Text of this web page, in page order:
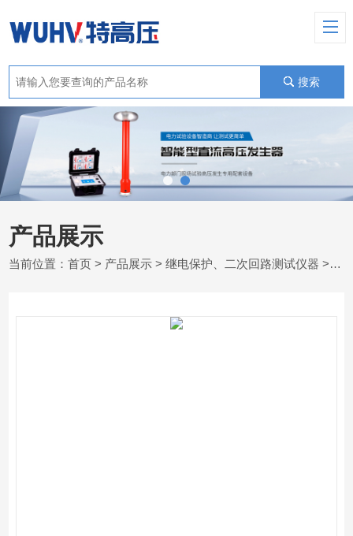
搜索
产品展示
当前位置：首页 > 产品展示 >继电保护、二次回路测试仪器 > 微